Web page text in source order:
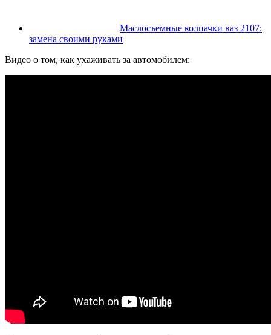
Маслосъемные колпачки ваз 2107:
замена своими руками
Видео о том, как ухаживать за автомобилем: